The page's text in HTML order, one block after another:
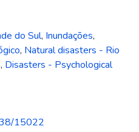
do Sul, Inundações,
, Natural disasters - Rio
, Disasters - Psychological
15022